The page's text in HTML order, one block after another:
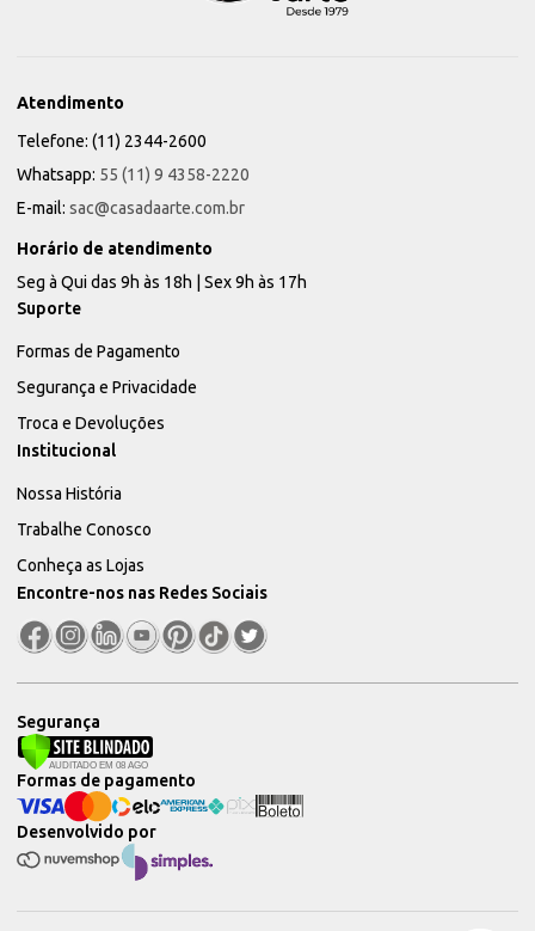
Atendimento
Telefone: (11) 2344-2600
Whatsapp: 55 (11) 9 4358-2220
E-mail: sac@casadaarte.com.br
Horário de atendimento
Seg à Qui das 9h às 18h | Sex 9h às 17h
Suporte
Formas de Pagamento
Segurança e Privacidade
Troca e Devoluções
Institucional
Nossa História
Trabalhe Conosco
Conheça as Lojas
Encontre-nos nas Redes Sociais
Segurança
Desenvolvido por
Formas de pagamento